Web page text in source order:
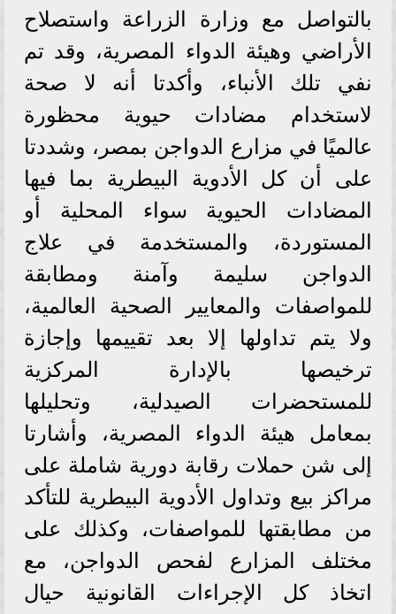
بالتواصل مع وزارة الزراعة واستصلاح
الأراضي وهيئة الدواء المصرية، وقد تم
نفي تلك الأنباء، وأكدتا أنه لا صحة
لاستخدام مضادات حيوية محظورة
عالميًا في مزارع الدواجن بمصر، وشددتا
على أن كل الأدوية البيطرية بما فيها
المضادات الحيوية سواء المحلية أو
المستوردة، والمستخدمة في علاج
الدواجن سليمة وآمنة ومطابقة
للمواصفات والمعايير الصحية العالمية،
ولا يتم تداولها إلا بعد تقييمها وإجازة
ترخيصها بالإدارة المركزية
للمستحضرات الصيدلية، وتحليلها
بمعامل هيئة الدواء المصرية، وأشارتا
إلى شن حملات رقابة دورية شاملة على
مراكز بيع وتداول الأدوية البيطرية للتأكد
من مطابقتها للمواصفات، وكذلك على
مختلف المزارع لفحص الدواجن، مع
اتخاذ كل الإجراءات القانونية حيال